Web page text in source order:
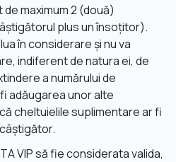
de maximum 2 (două)
plus un însoțitor).
în considerare și nu va
indiferent de natura ei, de
a numărului de
adăugarea unor alte
cheltuielile suplimentare ar fi
VIP să fie considerata valida,